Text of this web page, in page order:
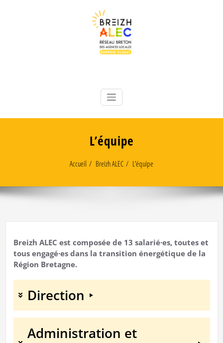
L’équipe
Accueil Breizh ALEC L’équipe
Breizh ALEC est composée de 13 salarié·es, toutes et
tous engagé·es dans la transition énergétique de la
Région Bretagne.
Direction
Administration et